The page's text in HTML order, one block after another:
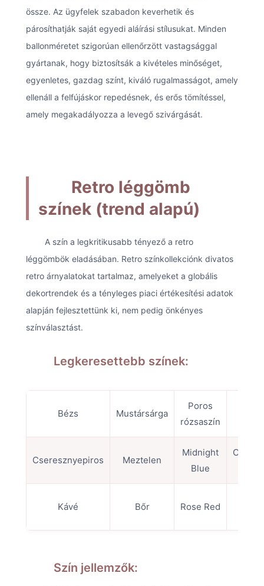
össze. Az ügyfelek szabadon keverhetik és
párosíthatják saját egyedi aláírási stílusukat. Minden
ballonméretet szigorúan ellenőrzött vastagsággal
gyártanak, hogy biztosítsák a kivételes minőséget,
egyenletes, gazdag színt, kiváló rugalmasságot, amely
ellenáll a felfújáskor repedésnek, és erős tömítéssel,
amely megakadályozza a levegő szivárgását.
Retro léggömb
színek (trend alapú)
A szín a legkritikusabb tényező a retro
léggömbök eladásában. Retro színkollekciónk divatos
retro árnyalatokat tartalmaz, amelyeket a globális
dekortrendek és a tényleges piaci értékesítési adatok
alapján fejlesztettünk ki, nem pedig önkényes
színválasztást.
Legkeresettebb színek:
Bézs Mustársárga
Poros
rózsaszín
Cseresznyepiros Meztelen
Midnight
Blue
Kávé Bőr Rose Red
Szín jellemzők: